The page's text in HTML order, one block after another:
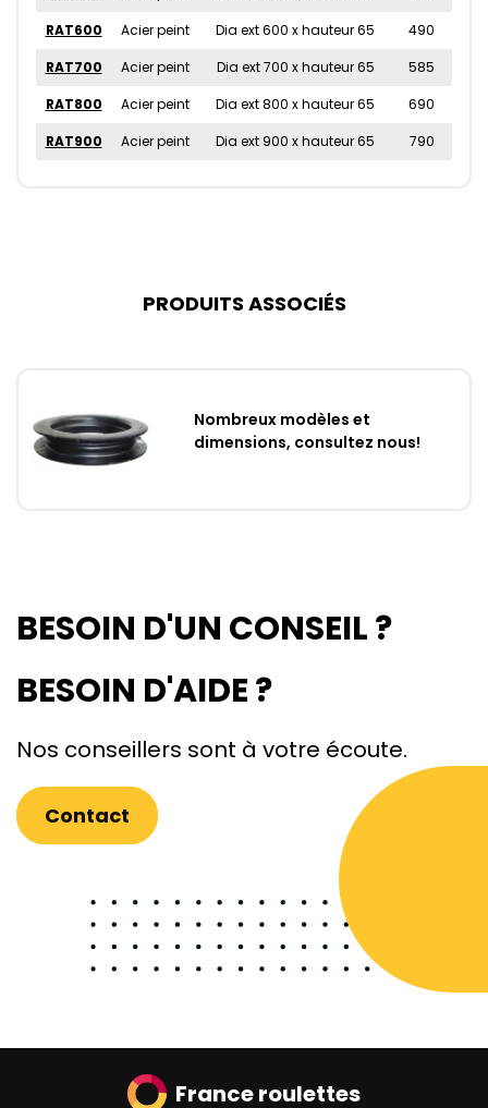
RAT600
Acier peint Dia ext 600 x hauteur 65
490
RAT700
Acier peint Dia ext 700 x hauteur 65
585
RAT800
Acier peint Dia ext 800 x hauteur 65
690
RAT900
Acier peint Dia ext 900 x hauteur 65 790
PRODUITS ASSOCIÉS
Nombreux modèles et
dimensions, consultez nous!
BESOIN D'UN CONSEIL ?
BESOIN D'AIDE ?
Nos conseillers sont à votre écoute.
Contact
France roulettes